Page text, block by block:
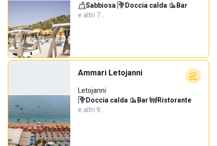
Sabbiosa· Doccia calda· Bar·
e altri 7…
Ammari Letojanni
Letojanni
Doccia calda· Bar· Ristorante·
e altri 9…